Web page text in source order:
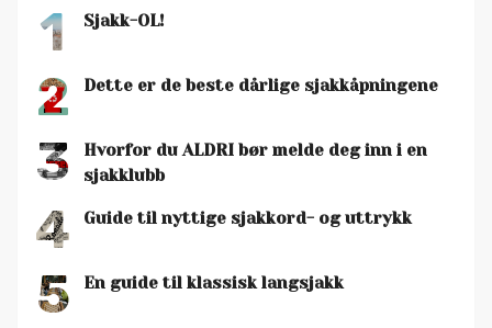
1 Sjakk-OL!
2 Dette er de beste dårlige sjakkåpningene
3
Hvorfor du ALDRI bør melde deg inn i en
sjakklubb
4 Guide til nyttige sjakkord- og uttrykk
5 En guide til klassisk langsjakk